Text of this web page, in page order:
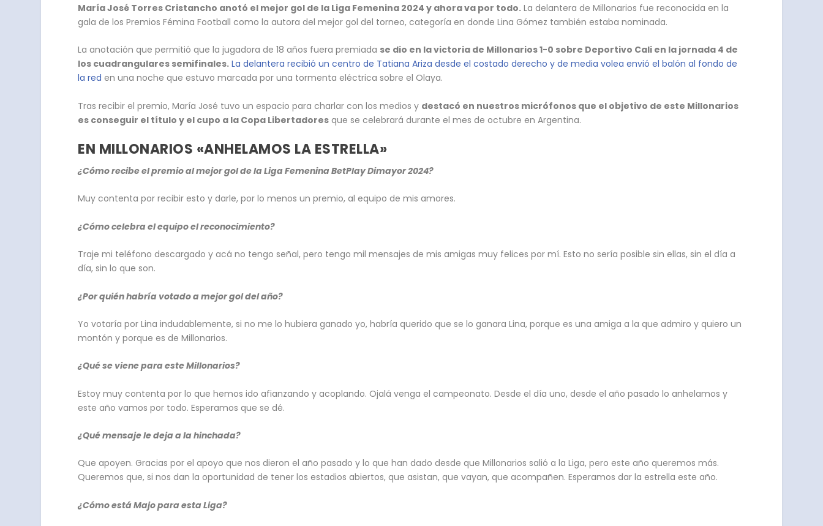
María José Torres Cristancho anotó el mejor gol de la Liga Femenina 2024 y ahora va por todo. La delantera de Millonarios fue reconocida en la
gala de los Premios Fémina Football como la autora del mejor gol del torneo, categoría en donde Lina Gómez también estaba nominada.
La anotación que permitió que la jugadora de 18 años fuera premiada se dio en la victoria de Millonarios 1-0 sobre Deportivo Cali en la jornada 4 de
los cuadrangulares semifinales. La delantera recibió un centro de Tatiana Ariza desde el costado derecho y de media volea envió el balón al fondo de
la red en una noche que estuvo marcada por una tormenta eléctrica sobre el Olaya.
Tras recibir el premio, María José tuvo un espacio para charlar con los medios y destacó en nuestros micrófonos que el objetivo de este Millonarios
es conseguir el título y el cupo a la Copa Libertadores que se celebrará durante el mes de octubre en Argentina.
EN MILLONARIOS «ANHELAMOS LA ESTRELLA»
¿Cómo recibe el premio al mejor gol de la Liga Femenina BetPlay Dimayor 2024?
Muy contenta por recibir esto y darle, por lo menos un premio, al equipo de mis amores.
¿Cómo celebra el equipo el reconocimiento?
Traje mi teléfono descargado y acá no tengo señal, pero tengo mil mensajes de mis amigas muy felices por mí. Esto no sería posible sin ellas, sin el día a
día, sin lo que son.
¿Por quién habría votado a mejor gol del año?
Yo votaría por Lina indudablemente, si no me lo hubiera ganado yo, habría querido que se lo ganara Lina, porque es una amiga a la que admiro y quiero un
montón y porque es de Millonarios.
¿Qué se viene para este Millonarios?
Estoy muy contenta por lo que hemos ido afianzando y acoplando. Ojalá venga el campeonato. Desde el día uno, desde el año pasado lo anhelamos y
este año vamos por todo. Esperamos que se dé.
¿Qué mensaje le deja a la hinchada?
Que apoyen. Gracias por el apoyo que nos dieron el año pasado y lo que han dado desde que Millonarios salió a la Liga, pero este año queremos más.
Queremos que, si nos dan la oportunidad de tener los estadios abiertos, que asistan, que vayan, que acompañen. Esperamos dar la estrella este año.
¿Cómo está Majo para esta Liga?